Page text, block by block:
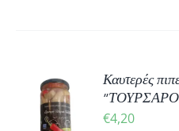
Καυτερές
€4,20